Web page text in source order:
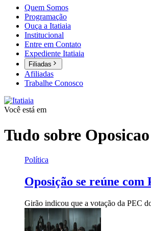
Quem Somos
Programação
Ouça a Itatiaia
Institucional
Entre em Contato
Expediente Itatiaia
Filiadas
Afiliadas
Trabalhe Conosco
Você está em
Tudo sobre Oposicao
Política
Oposição se reúne
Girão indicou que a votação da PEC